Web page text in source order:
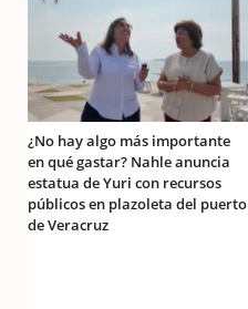
¿No hay algo más importante
en qué gastar? Nahle anuncia
estatua de Yuri con recursos
públicos en plazoleta del puerto
de Veracruz